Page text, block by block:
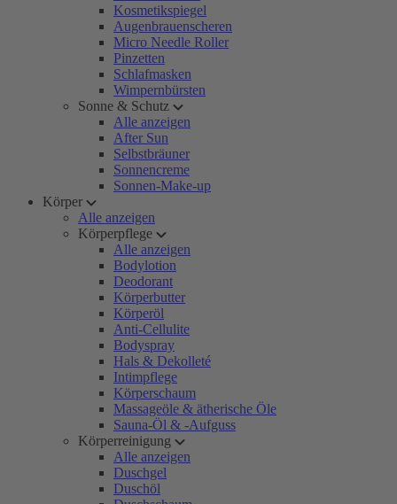
Kosmetikspiegel
Augenbrauenscheren
Micro Needle Roller
Pinzetten
Schlafmasken
Wimpernbürsten
Sonne & Schutz
Alle anzeigen
After Sun
Selbstbräuner
Sonnencreme
Sonnen-Make-up
Körper
Alle anzeigen
Körperpflege
Alle anzeigen
Bodylotion
Deodorant
Körperbutter
Körperöl
Anti-Cellulite
Bodyspray
Hals & Dekolleté
Intimpflege
Körperschaum
Massageöle & ätherische Öle
Sauna-Öl & -Aufguss
Körperreinigung
Alle anzeigen
Duschgel
Duschöl